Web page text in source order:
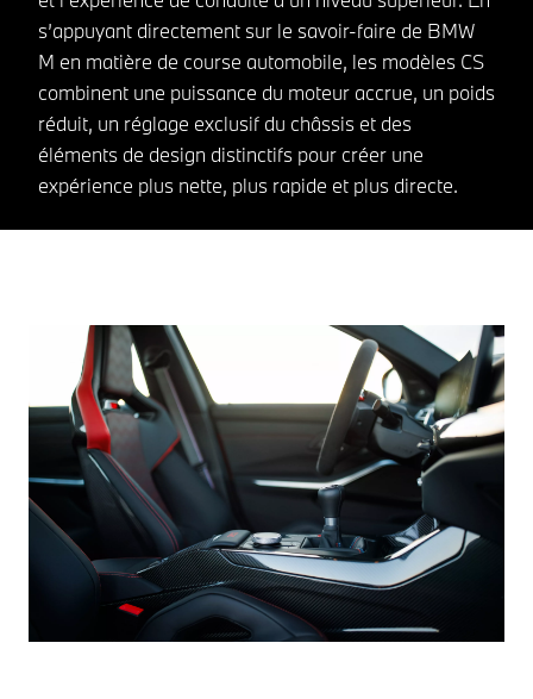
s’appuyant directement sur le savoir-faire de BMW
M en matière de course automobile, les modèles CS
combinent une puissance du moteur accrue, un poids
réduit, un réglage exclusif du châssis et des
éléments de design distinctifs pour créer une
expérience plus nette, plus rapide et plus directe.